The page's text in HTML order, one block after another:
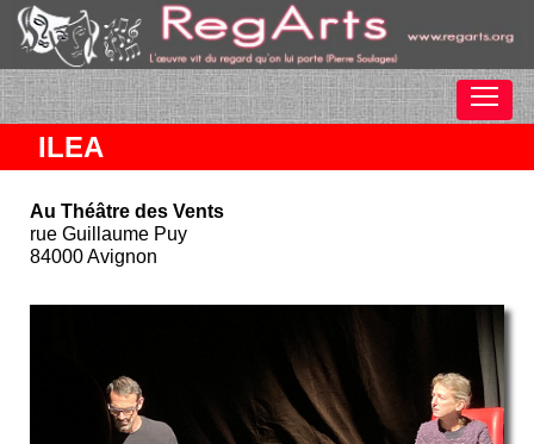
ILEA
Au Théâtre des Vents
rue Guillaume Puy
84000 Avignon